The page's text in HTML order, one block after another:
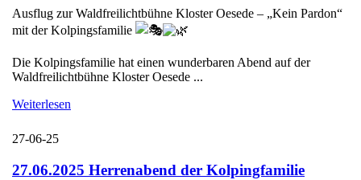
Ausflug zur Waldfreilichtbühne Kloster Oesede – „Kein Pardon“
mit der Kolpingsfamilie
Die Kolpingsfamilie hat einen wunderbaren Abend auf der
Waldfreilichtbühne Kloster Oesede ...
Weiterlesen
27-06-25
27.06.2025 Herrenabend der Kolpingfamilie